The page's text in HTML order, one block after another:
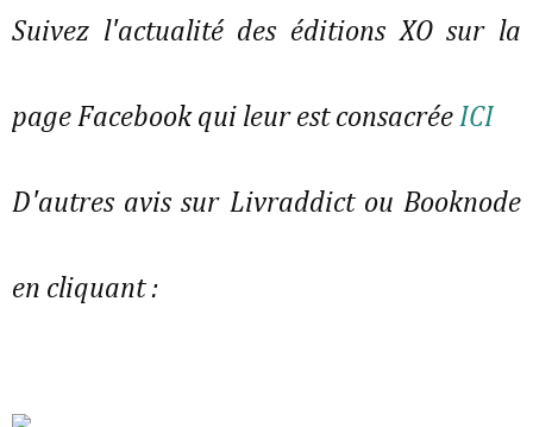
Suivez l'actualité des éditions XO sur la
page Facebook qui leur est consacrée ICI
D'autres avis sur Livraddict ou Booknode
en cliquant :